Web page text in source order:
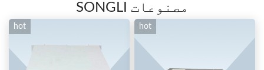
SONGLI مصنوعات
hot hot